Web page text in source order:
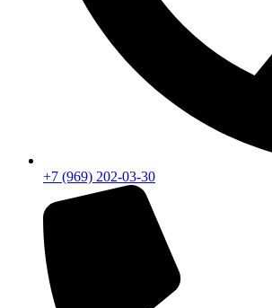
+7 (969) 202-03-30